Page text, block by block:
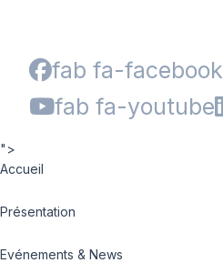
fab fa-facebook
fab fa-youtube
">
Accueil
Présentation
Evénements & News